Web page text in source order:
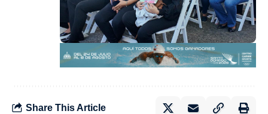
Share This Article